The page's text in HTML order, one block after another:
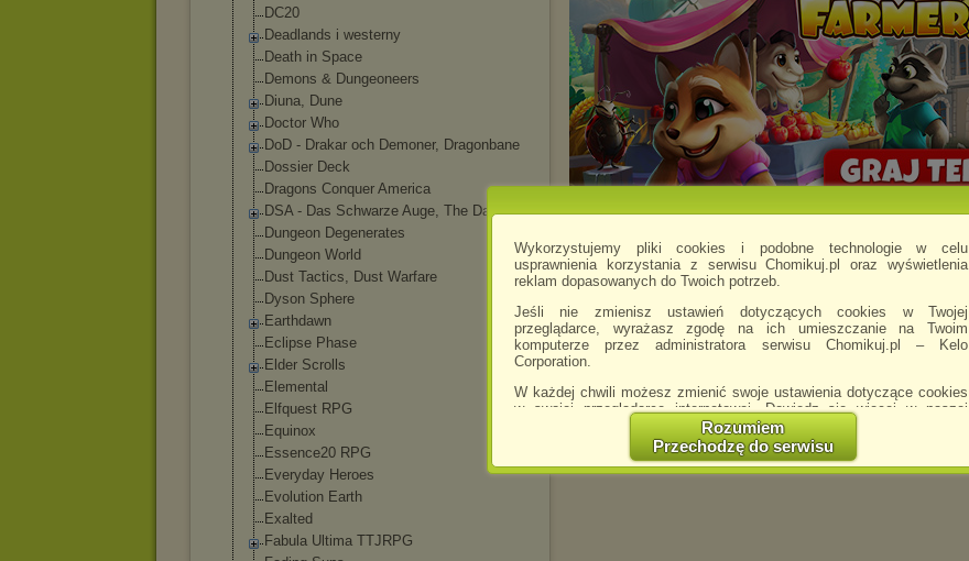
Wykorzystujemy pliki cookies i podobne technologie w celu
usprawnienia korzystania z serwisu Chomikuj.pl oraz wyświetlenia
reklam dopasowanych do Twoich potrzeb.
Jeśli nie zmienisz ustawień dotyczących cookies w Twojej
przeglądarce, wyrażasz zgodę na ich umieszczanie na Twoim
komputerze przez administratora serwisu Chomikuj.pl – Kelo
Corporation.
W każdej chwili możesz zmienić swoje ustawienia dotyczące cookies
w swojej przeglądarce internetowej. Dowiedz się więcej w naszej
http://chomikuj.pl/PolitykaPrywatnosci.aspx
Jednocześnie informujemy że zmiana ustawień przeglądarki może
spowodować ograniczenie korzystania ze strony Chomikuj.pl.
Rozumiem
Przechodzę do serwisu
DC20
Deadlands i westerny
Death in Space
Demons & Dungeoneers
Diuna, Dune
Doctor Who
DoD - Drakar och Demoner, Dragonbane
Dossier Deck
Dragons Conquer America
DSA - Das Schwarze Auge, The Dark Eye
Dungeon Degenerates
Dungeon World
Dust Tactics, Dust Warfare
Dyson Sphere
Earthdawn
Eclipse Phase
Elder Scrolls
Elemental
Elfquest RPG
Equinox
Essence20 RPG
Everyday Heroes
Evolution Earth
Exalted
Fabula Ultima TTJRPG